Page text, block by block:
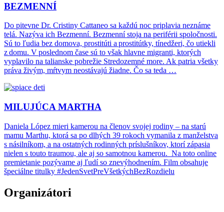
BEZMENNÍ
Do pitevne Dr. Cristiny Cattaneo sa každú noc priplavia neznáme
telá. Nazýva ich Bezmenní. Bezmenní stoja na periférii spoločnosti.
Sú to ľudia bez domova, prostitúti a prostitútky, tínedžeri, čo utiekli
z domu. V poslednom čase sú to však hlavne migranti, ktorých
vyplavilo na talianske pobrežie Stredozemné more. Ak patria všetky
práva živým, mŕtvym neostávajú žiadne. Čo sa teda …
MILUJÚCA MARTHA
Daniela López mieri kamerou na členov svojej rodiny – na starú
mamu Marthu, ktorá sa po dlhých 39 rokoch vymanila z manželstva
s násilníkom, a na ostatných rodinných príslušníkov, ktorí zápasia
nielen s touto traumou, ale aj so samotnou kamerou. Na toto online
premietanie pozývame aj ľudí so znevýhodnením. Film obsahuje
špeciálne titulky #JedenSvetPreVšetkýchBezRozdielu
Organizátori